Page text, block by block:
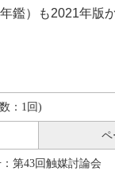
鑑）も2021年
：1回)
ペ
第43回触媒討論会